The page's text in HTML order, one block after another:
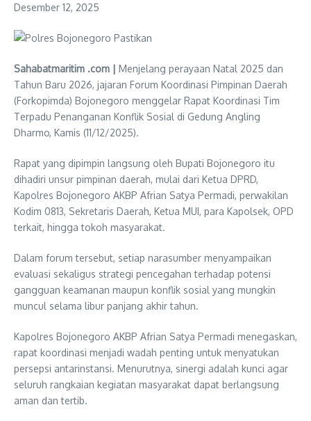
Desember 12, 2025
Sahabatmaritim .com | Menjelang perayaan Natal 2025 dan
Tahun Baru 2026, jajaran Forum Koordinasi Pimpinan Daerah
(Forkopimda) Bojonegoro menggelar Rapat Koordinasi Tim
Terpadu Penanganan Konflik Sosial di Gedung Angling
Dharmo, Kamis (11/12/2025).
Rapat yang dipimpin langsung oleh Bupati Bojonegoro itu
dihadiri unsur pimpinan daerah, mulai dari Ketua DPRD,
Kapolres Bojonegoro AKBP Afrian Satya Permadi, perwakilan
Kodim 0813, Sekretaris Daerah, Ketua MUI, para Kapolsek, OPD
terkait, hingga tokoh masyarakat.
Dalam forum tersebut, setiap narasumber menyampaikan
evaluasi sekaligus strategi pencegahan terhadap potensi
gangguan keamanan maupun konflik sosial yang mungkin
muncul selama libur panjang akhir tahun.
Kapolres Bojonegoro AKBP Afrian Satya Permadi menegaskan,
rapat koordinasi menjadi wadah penting untuk menyatukan
persepsi antarinstansi. Menurutnya, sinergi adalah kunci agar
seluruh rangkaian kegiatan masyarakat dapat berlangsung
aman dan tertib.